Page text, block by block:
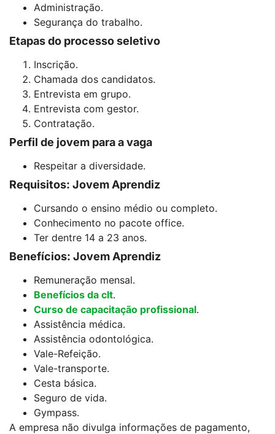
Administração.
Segurança do trabalho.
Etapas do processo seletivo
Inscrição.
Chamada dos candidatos.
Entrevista em grupo.
Entrevista com gestor.
Contratação.
Perfil de jovem para a vaga
Respeitar a diversidade.
Requisitos: Jovem Aprendiz
Cursando o ensino médio ou completo.
Conhecimento no pacote office.
Ter dentre 14 a 23 anos.
Benefícios: Jovem Aprendiz
Remuneração mensal.
Benefícios da clt.
Curso de capacitação profissional.
Assistência médica.
Assistência odontológica.
Vale-Refeição.
Vale-transporte.
Cesta básica.
Seguro de vida.
Gympass.
A empresa não divulga informações de pagamento,